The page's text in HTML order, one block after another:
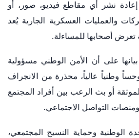
إعادة نشر أي مقاطع فيديو، صور، أو
والعمليات العسكرية الجارية يُعد
تعرض أصحابها للمساءلة.
على أن الأمن الوطني مسؤولية
وطنياً عالياً، محذرة من الانجراف
أو بث الرعب بين أفراد المجتمع
التواصل الاجتماعي.
الوطنية وحماية النسيج المجتمعي،